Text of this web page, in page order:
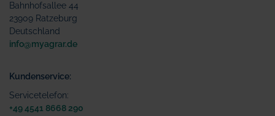
Bahnhofsallee 44
23909 Ratzeburg
Deutschland
info@myagrar.de
Kundenservice:
Servicetelefon:
+49 4541 8668 290